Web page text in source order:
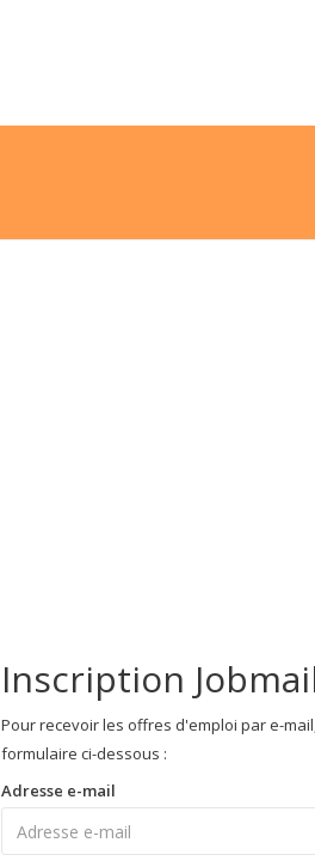
Inscription
Pour recevoir les offres d'emploi par e-
formulaire ci-dessous :
Adresse e-mail